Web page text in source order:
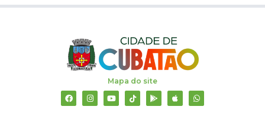
Plurianual, da Lei de Diretrizes Orçamentárias e
Mapa do site